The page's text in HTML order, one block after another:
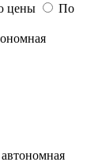
цены
По